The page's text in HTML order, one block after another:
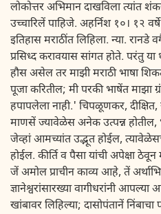
लोकोत्तर अभिमान दाखविला त्यांत
उच्चारिलें पाहिजे. अहर्निश १०। १२
इतिहास मराठींत लिहिला. न्या. रानडे
प्रसिध्द करावयास सांगत होते. परंतु या
हौस असेल तर माझी मराठी भाषा
पूजा करितील; मी परकी भाषेंत माझा
हपापलेला नाही.' चिपळूणकर, दीक्षित,
माणसें ज्यावेळेस अनेक उत्पन्न होतील,
जेव्हां आमच्यांत उद्भूत होईल,
होईल. कीर्ति व पैसा यांची अपेक्षा ठेवून
जें अमोल प्राचीन काव्य आहे, तें
ज्ञानेश्वरांसारख्या वागीधरांनी
खांबावर लिहिल्या; दासोपंतानें